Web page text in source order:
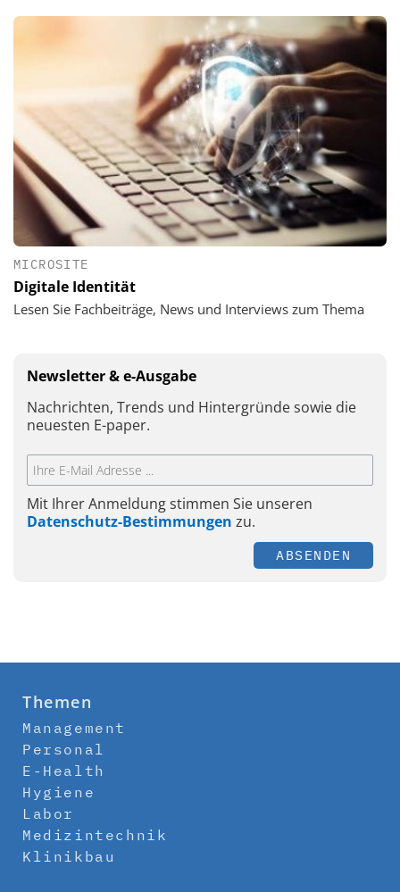
MICROSITE
Digitale Identität
Lesen Sie Fachbeiträge, News und Interviews zum Thema
Newsletter & e-Ausgabe
Nachrichten, Trends und Hintergründe sowie die
neuesten E-paper.
Mit Ihrer Anmeldung stimmen Sie unseren
Datenschutz-Bestimmungen zu.
ABSENDEN
Themen
Management
Personal
E-Health
Hygiene
Labor
Medizintechnik
Klinikbau